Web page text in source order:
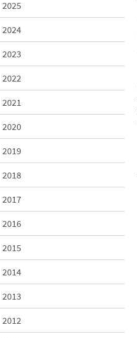
2025
2024
2023
2022
2021
2020
2019
2018
2017
2016
2015
2014
2013
2012